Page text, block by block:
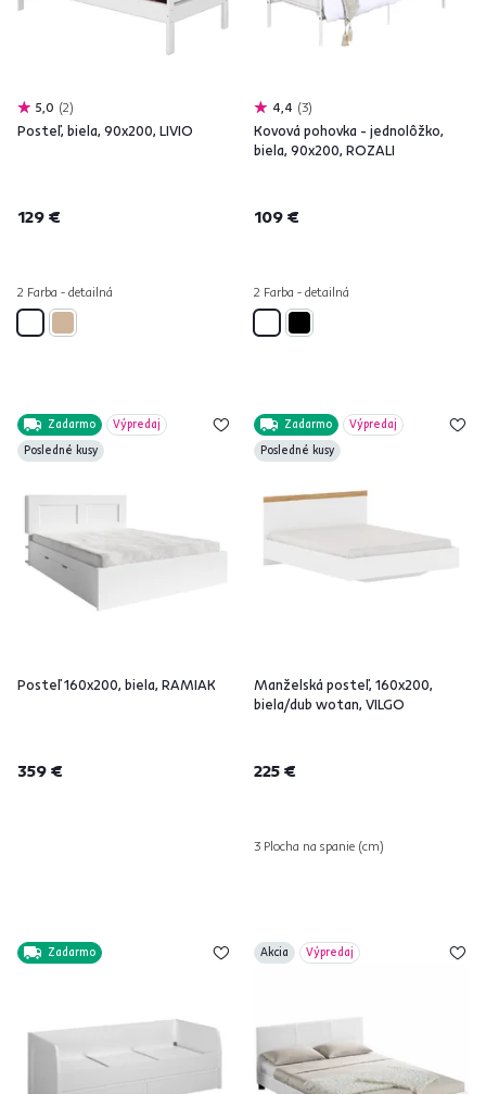
5,0 2
Posteľ, biela, 90x200, LIVIO
129 €
2 Farba - detailná
4,4 3
Kovová pohovka - jednolôžko,
biela, 90x200, ROZALI
109 €
2 Farba - detailná
Zadarmo
Výpredaj
Posledné kusy
Posteľ 160x200, biela, RAMIAK
359 €
Zadarmo
Výpredaj
Posledné kusy
Manželská posteľ, 160x200,
biela/dub wotan, VILGO
225 €
3 Plocha na spanie (cm)
Zadarmo Akcia Výpredaj